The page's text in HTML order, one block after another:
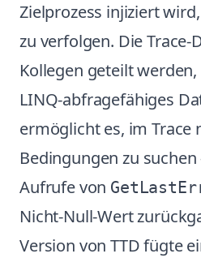
Zielprozess injiziert
zu verfolgen. Die Trace-
Kollegen geteilt werden,
LINQ-abfragefähiges
ermöglicht es, im Trace
Bedingungen zu
Aufrufe von
Nicht-Null-Wert
Version von TTD fügte